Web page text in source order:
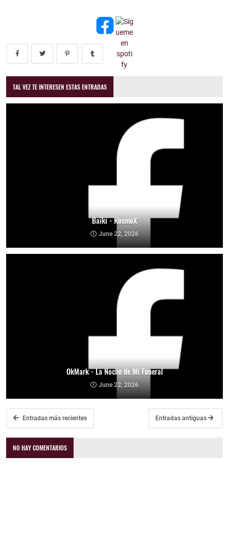
TAL VEZ TE INTERESEN ESTAS ENTRADAS
Baïki - KosmoX
June 22, 2026
OkMark - La Noche de Mi Funeral
June 22, 2026
Entradas más recientes Entradas antiguas
NO HAY COMENTARIOS